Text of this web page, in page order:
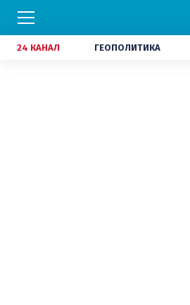
24 КАНАЛ ГЕОПОЛИТИКА